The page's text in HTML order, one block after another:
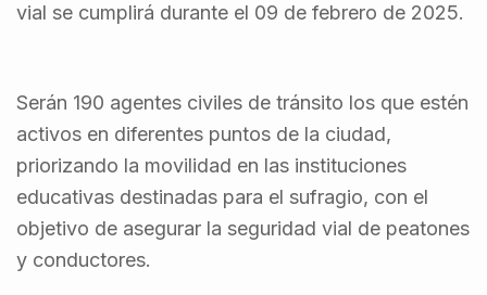
vial se cumplirá durante el 09 de febrero de 2025.
Serán 190 agentes civiles de tránsito los que estén
activos en diferentes puntos de la ciudad,
priorizando la movilidad en las instituciones
educativas destinadas para el sufragio, con el
objetivo de asegurar la seguridad vial de peatones
y conductores.